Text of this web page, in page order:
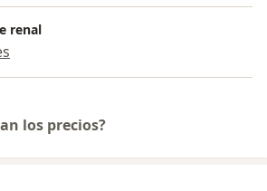
renal
los precios?